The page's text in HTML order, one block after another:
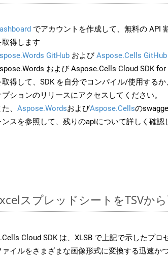
でアカウントを作成して、無料の API
取得します
GitHub およびAspose.Cells GitHub
および Aspose.Cells Cloud SDK
取得して、SDK を自分でコンパイル/使用する
プションのリリースにアクセスしてください。
た、 Aspose.WordsおよびAspose.Cellsの
ンスを参照して、残りのapiについて詳しく確認
スプレッドシートをTSVか
Cloud SDK は、XLSB で上記で示したプロ
ァイルをさまざまな画像形式に変換する迅速か